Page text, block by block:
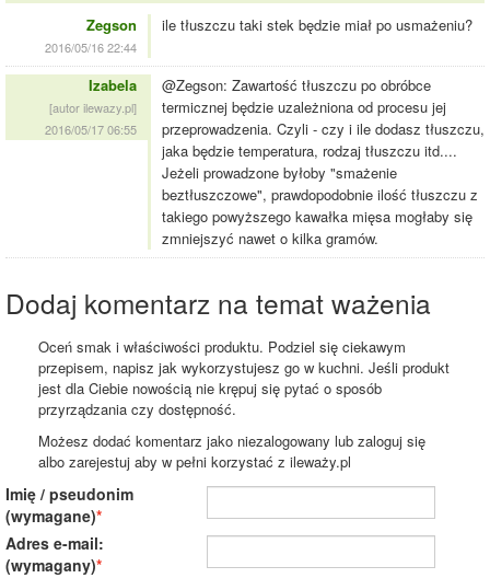
Zegson
2016/05/16 22:44
ile tłuszczu taki stek będzie miał po usmażeniu?
Izabela
[autor ilewazy.pl]
2016/05/17 06:55
@Zegson: Zawartość tłuszczu po obróbce
termicznej będzie uzależniona od procesu jej
przeprowadzenia. Czyli - czy i ile dodasz tłuszczu,
jaka będzie temperatura, rodzaj tłuszczu itd....
Jeżeli prowadzone byłoby "smażenie
beztłuszczowe", prawdopodobnie ilość tłuszczu z
takiego powyższego kawałka mięsa mogłaby się
zmniejszyć nawet o kilka gramów.
Dodaj komentarz na temat ważenia
Oceń smak i właściwości produktu. Podziel się ciekawym
przepisem, napisz jak wykorzystujesz go w kuchni. Jeśli produkt
jest dla Ciebie nowością nie krępuj się pytać o sposób
przyrządzania czy dostępność.
Możesz dodać komentarz jako niezalogowany lub zaloguj się
albo zarejestuj aby w pełni korzystać z ileważy.pl
Imię / pseudonim
(wymagane)
Adres e-mail:
(wymagany)